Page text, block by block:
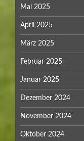
Mai 2025
April 2025
März 2025
Februar 2025
Januar 2025
Dezember 2024
November 2024
Oktober 2024